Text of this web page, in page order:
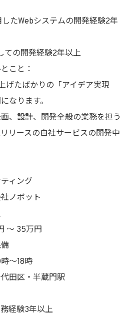
たWebシステムの開発経験2年
の開発経験2年以上
こと：
げたばかりの「アイデア実現
なります。
、設計、開発全般の業務を担う
リースの自社サービスの開発中
ィング
ノボット
〜 35万円
〜18時
田区・半蔵門駅
経験3年以上